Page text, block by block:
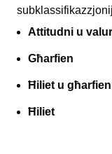
Attitudni u
Għarfien
Ħiliet u
Ħiliet